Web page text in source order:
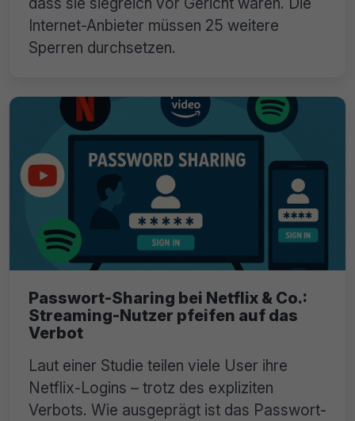
Internet-Anbieter müssen 25 weitere
Sperren durchsetzen.
Passwort-Sharing bei Netflix & Co.:
Streaming-Nutzer pfeifen auf das
Verbot
Laut einer Studie teilen viele User ihre
Netflix-Logins – trotz des expliziten
Verbots. Wie ausgeprägt ist das Passwort-